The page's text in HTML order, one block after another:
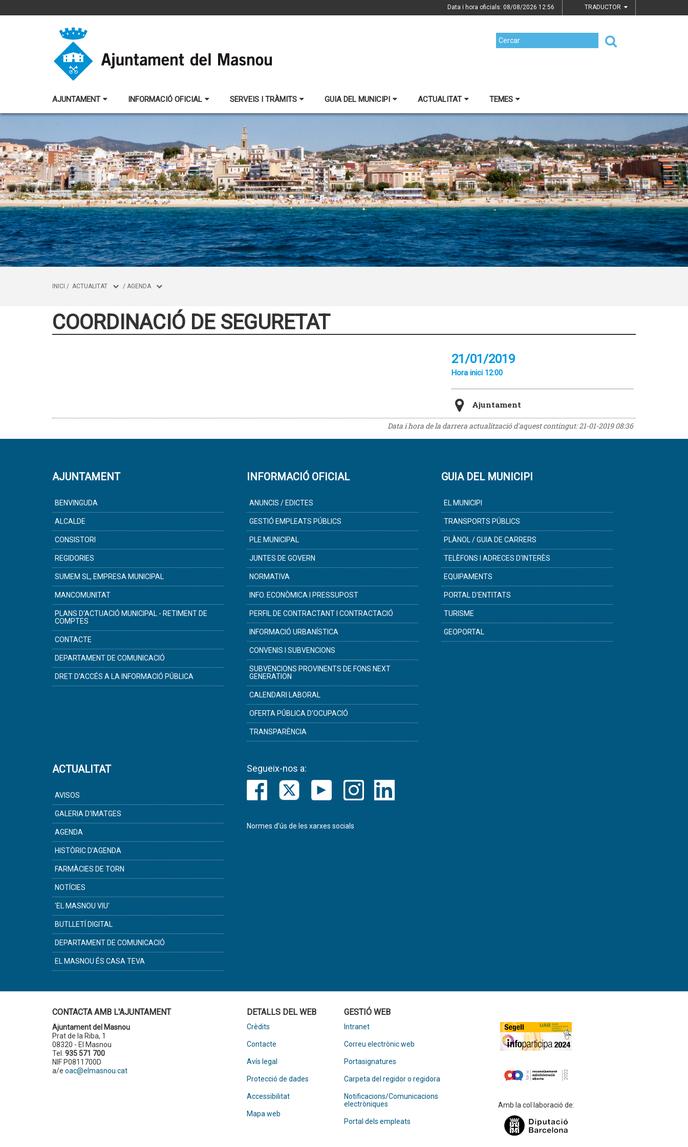
Data i hora oficials: 08/08/2026 12:56 TRADUCTOR
AJUNTAMENT INFORMACIÓ OFICIAL SERVEIS I TRÀMITS GUIA DEL MUNICIPI ACTUALITAT TEMES
INICI / ACTUALITAT / AGENDA
COORDINACIÓ DE SEGURETAT
21/01/2019
Hora inici 12:00
Ajuntament
Data i hora de la darrera actualització d'aquest contingut:21-01-2019 08:36
AJUNTAMENT
BENVINGUDA
ALCALDE
CONSISTORI
REGIDORIES
SUMEM SL, EMPRESA MUNICIPAL
MANCOMUNITAT
PLANS D'ACTUACIÓ MUNICIPAL - RETIMENT DE
COMPTES
CONTACTE
DEPARTAMENT DE COMUNICACIÓ
DRET D'ACCÉS A LA INFORMACIÓ PÚBLICA
INFORMACIÓ OFICIAL
ANUNCIS / EDICTES
GESTIÓ EMPLEATS PÚBLICS
PLE MUNICIPAL
JUNTES DE GOVERN
NORMATIVA
INFO. ECONÒMICA I PRESSUPOST
PERFIL DE CONTRACTANT I CONTRACTACIÓ
INFORMACIÓ URBANÍSTICA
CONVENIS I SUBVENCIONS
SUBVENCIONS PROVINENTS DE FONS NEXT
GENERATION
CALENDARI LABORAL
OFERTA PÚBLICA D'OCUPACIÓ
TRANSPARÈNCIA
GUIA DEL MUNICIPI
EL MUNICIPI
TRANSPORTS PÚBLICS
PLÀNOL / GUIA DE CARRERS
TELÈFONS I ADRECES D'INTERÈS
EQUIPAMENTS
PORTAL D'ENTITATS
TURISME
GEOPORTAL
ACTUALITAT
AVISOS
GALERIA D'IMATGES
AGENDA
HISTÒRIC D'AGENDA
FARMÀCIES DE TORN
NOTÍCIES
'EL MASNOU VIU'
BUTLLETÍ DIGITAL
DEPARTAMENT DE COMUNICACIÓ
EL MASNOU ÉS CASA TEVA
Segueix-nos a:
Normes d’ús de les xarxes socials
CONTACTA AMB L'AJUNTAMENT
Ajuntament del Masnou
Prat de la Riba, 1
08320 - El Masnou
Tel. 935 571 700
NIF P0811700D
a/e oac@elmasnou.cat
DETALLS DEL WEB
Crèdits
Contacte
Avís legal
Protecció de dades
Accessibilitat
Mapa web
GESTIÓ WEB
Intranet
Correu electrònic web
Portasignatures
Carpeta del regidor o regidora
Notificacions/Comunicacions
electròniques
Portal dels empleats
Amb la col·laboració de: